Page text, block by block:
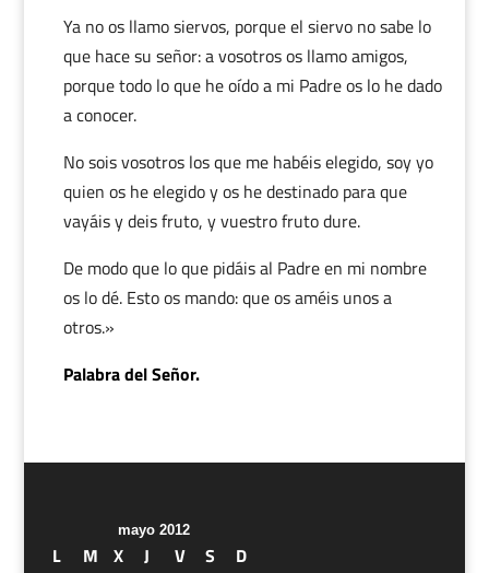
Ya no os llamo siervos, porque el siervo no sabe lo
que hace su señor: a vosotros os llamo amigos,
porque todo lo que he oído a mi Padre os lo he dado
a conocer.
No sois vosotros los que me habéis elegido, soy yo
quien os he elegido y os he destinado para que
vayáis y deis fruto, y vuestro fruto dure.
De modo que lo que pidáis al Padre en mi nombre
os lo dé. Esto os mando: que os améis unos a
otros.»
Palabra del Señor.
mayo 2012
L M X J V S
D